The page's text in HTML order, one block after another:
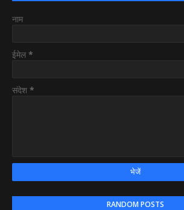
नाम
ईमेल *
संदेश *
RANDOM POSTS